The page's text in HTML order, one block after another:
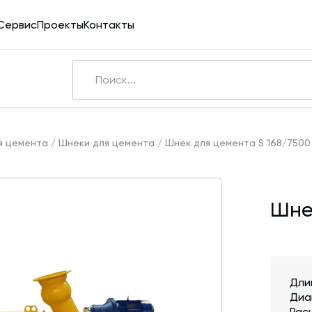
ПроектыКонтакты
Ничего не найдено
Пневмотранспорт
цемента / Шнеки для цемента / Шнек для цемента S 168/7500